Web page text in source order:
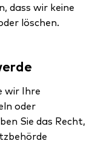
dass wir keine
löschen.
wir Ihre
oder
Sie das Recht,